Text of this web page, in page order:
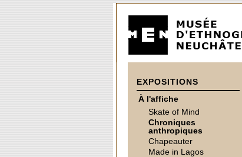
EXPOSITIONS
À l'affiche
Skate of Mind
Chroniques
anthropiques
Chapeauter
Made in Lagos